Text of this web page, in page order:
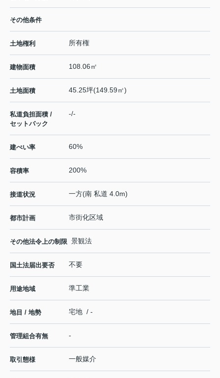
その他条件
土地権利 所有権
建物面積 108.06㎡
土地面積 45.25坪(149.59㎡)
私道負担面積 /
セットバック
-/-
建ぺい率 60%
容積率 200%
接道状況 一方(南 私道 4.0m)
都市計画 市街化区域
その他法令上の制限 景観法
国土法届出要否 不要
用途地域 準工業
地目 / 地勢 宅地 / -
管理組合有無 -
取引態様 一般媒介